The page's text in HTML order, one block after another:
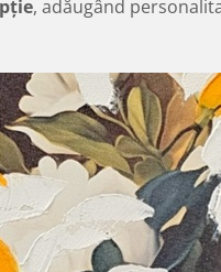
, adăugând